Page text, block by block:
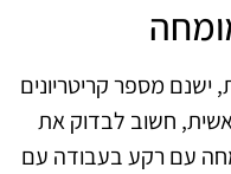
מספר קריטריונים
חשוב לבדוק את
עם רקע בעבודה עם